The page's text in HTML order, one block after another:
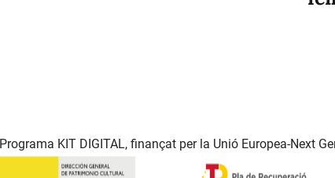
KIT DIGITAL, finançat per la Unió Europea-Next